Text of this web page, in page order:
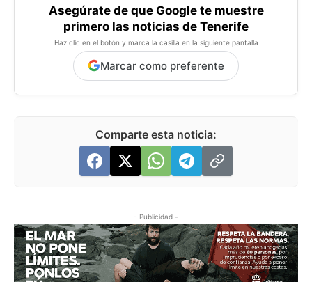
Asegúrate de que Google te muestre
primero las noticias de Tenerife
Haz clic en el botón y marca la casilla en la siguiente pantalla
Marcar como preferente
Comparte esta noticia:
- Publicidad -